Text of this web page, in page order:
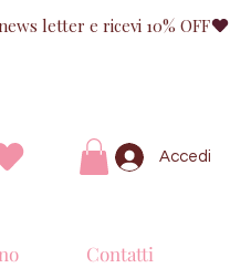
Accedi
Contatti